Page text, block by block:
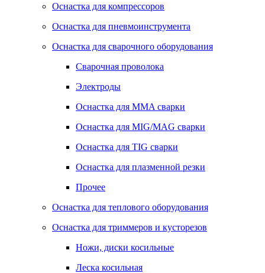
Оснастка для компрессоров
Оснастка для пневмоинструмента
Оснастка для сварочного оборудования
Сварочная проволока
Электроды
Оснастка для MMA сварки
Оснастка для MIG/MAG сварки
Оснастка для TIG сварки
Оснастка для плазменной резки
Прочее
Оснастка для теплового оборудования
Оснастка для триммеров и кусторезов
Ножи, диски косильные
Леска косильная